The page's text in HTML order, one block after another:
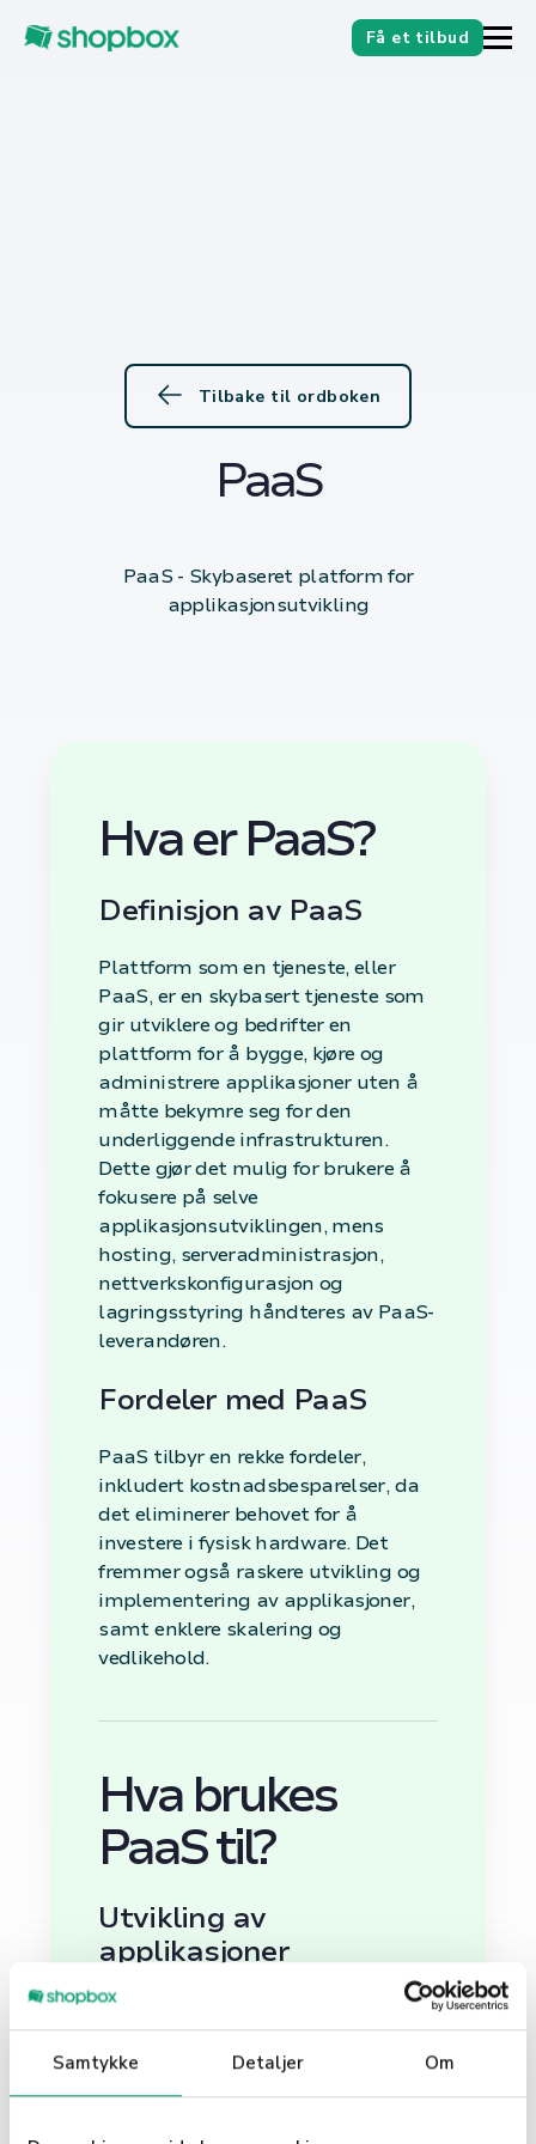
Samtykke Detaljer Om
Få et tilbud
Tilbake til ordboken
PaaS
PaaS - Skybaseret platform for
applikasjonsutvikling
Hva er PaaS?
Definisjon av PaaS
Plattform som en tjeneste, eller
PaaS, er en skybasert tjeneste som
gir utviklere og bedrifter en
plattform for å bygge, kjøre og
administrere applikasjoner uten å
måtte bekymre seg for den
underliggende infrastrukturen.
Dette gjør det mulig for brukere å
fokusere på selve
applikasjonsutviklingen, mens
hosting, serveradministrasjon,
nettverkskonfigurasjon og
lagringsstyring håndteres av PaaS-
leverandøren.
Fordeler med PaaS
PaaS tilbyr en rekke fordeler,
inkludert kostnadsbesparelser, da
det eliminerer behovet for å
investere i fysisk hardware. Det
fremmer også raskere utvikling og
implementering av applikasjoner,
samt enklere skalering og
vedlikehold.
Hva brukes
PaaS til?
Utvikling av
applikasjoner
PaaS brukes primært til utvikling,
testing, levering og administrasjon
av programvareapplikasjoner. Dette
inkluderer webapplikasjoner, mobile